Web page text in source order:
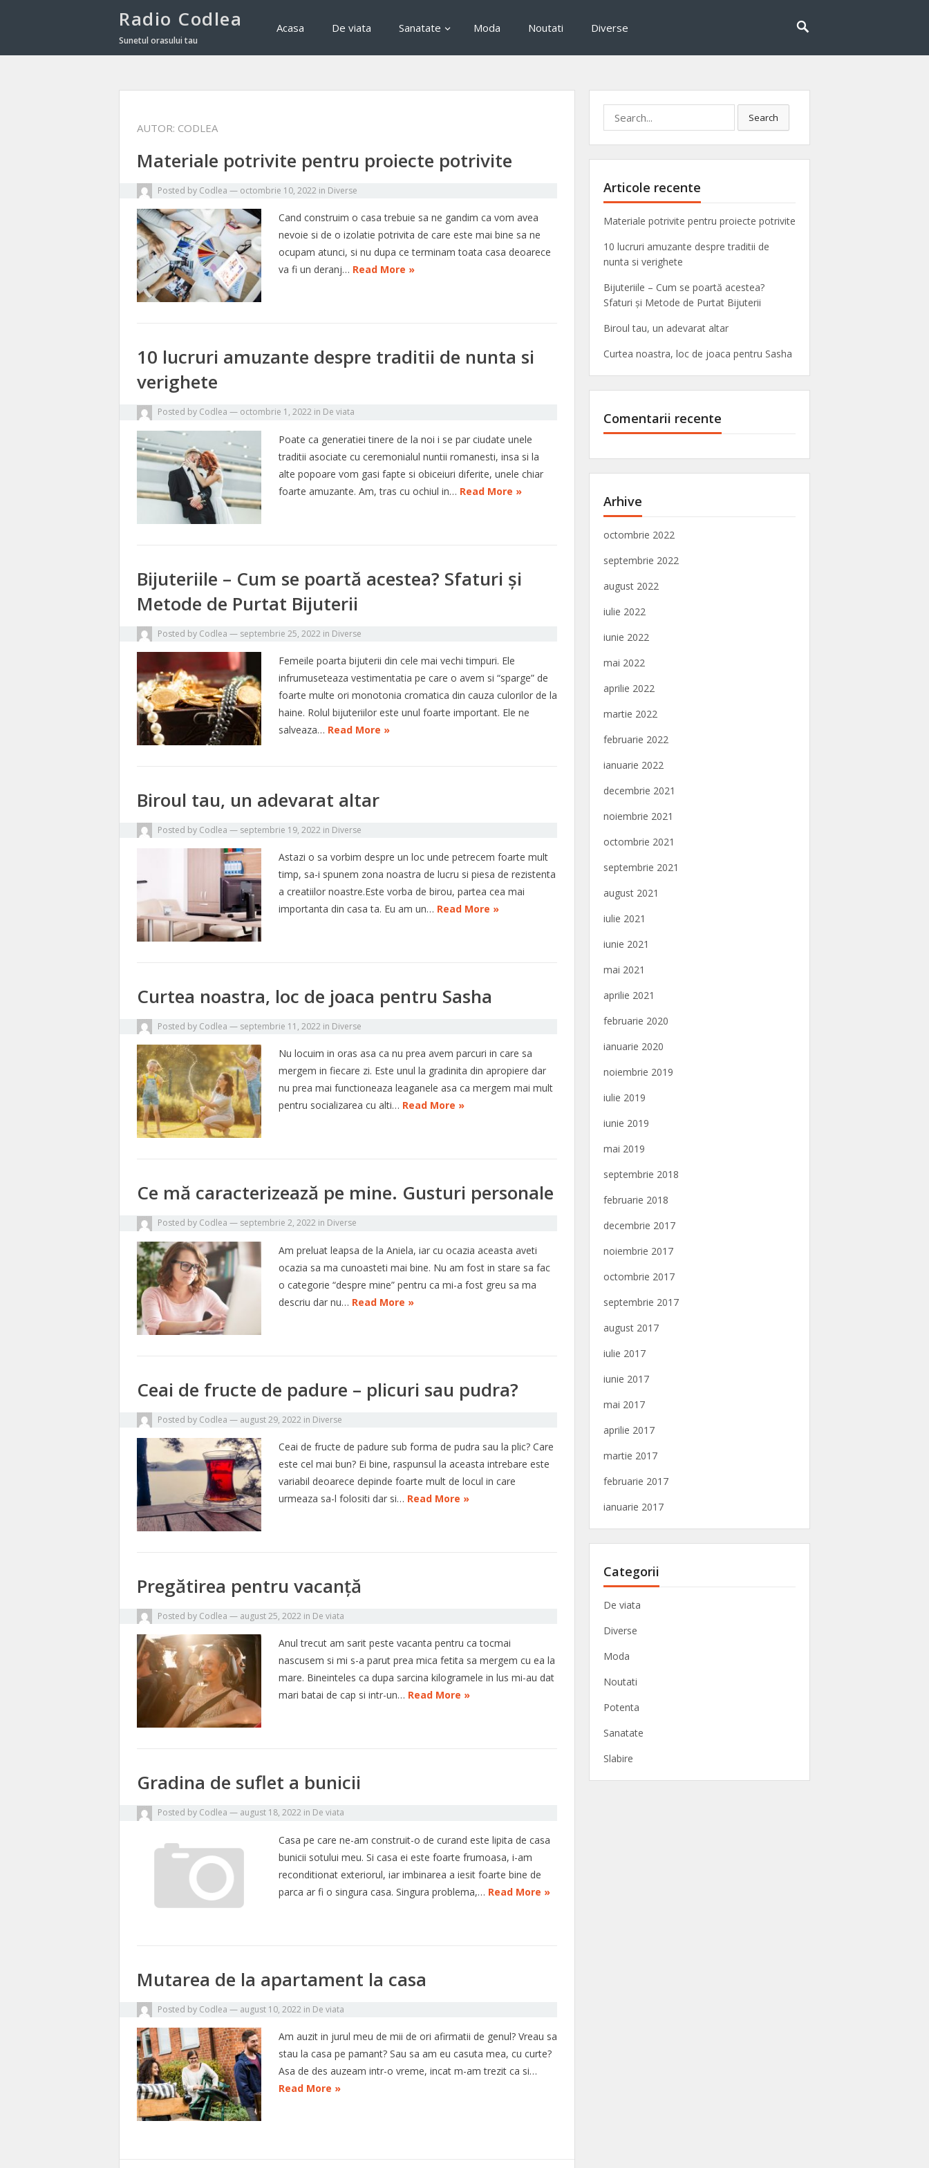
Radio Codlea
Sunetul orasului tau
Acasa De viata Sanatate Moda Noutati Diverse
AUTOR: CODLEA
Materiale potrivite pentru proiecte potrivite
Posted by Codlea — octombrie 10, 2022 in Diverse
Cand construim o casa trebuie sa ne gandim ca vom avea
nevoie si de o izolatie potrivita de care este mai bine sa ne
ocupam atunci, si nu dupa ce terminam toata casa deoarece
va fi un deranj… Read More »
10 lucruri amuzante despre traditii de nunta si
verighete
Posted by Codlea — octombrie 1, 2022 in De viata
Poate ca generatiei tinere de la noi i se par ciudate unele
traditii asociate cu ceremonialul nuntii romanesti, insa si la
alte popoare vom gasi fapte si obiceiuri diferite, unele chiar
foarte amuzante. Am, tras cu ochiul in… Read More »
Bijuteriile – Cum se poartă acestea? Sfaturi și
Metode de Purtat Bijuterii
Posted by Codlea — septembrie 25, 2022 in Diverse
Femeile poarta bijuterii din cele mai vechi timpuri. Ele
infrumuseteaza vestimentatia pe care o avem si “sparge” de
foarte multe ori monotonia cromatica din cauza culorilor de la
haine. Rolul bijuteriilor este unul foarte important. Ele ne
salveaza… Read More »
Biroul tau, un adevarat altar
Posted by Codlea — septembrie 19, 2022 in Diverse
Astazi o sa vorbim despre un loc unde petrecem foarte mult
timp, sa-i spunem zona noastra de lucru si piesa de rezistenta
a creatiilor noastre.Este vorba de birou, partea cea mai
importanta din casa ta. Eu am un… Read More »
Curtea noastra, loc de joaca pentru Sasha
Posted by Codlea — septembrie 11, 2022 in Diverse
Nu locuim in oras asa ca nu prea avem parcuri in care sa
mergem in fiecare zi. Este unul la gradinita din apropiere dar
nu prea mai functioneaza leaganele asa ca mergem mai mult
pentru socializarea cu alti… Read More »
Ce mă caracterizează pe mine. Gusturi personale
Posted by Codlea — septembrie 2, 2022 in Diverse
Am preluat leapsa de la Aniela, iar cu ocazia aceasta aveti
ocazia sa ma cunoasteti mai bine. Nu am fost in stare sa fac
o categorie “despre mine” pentru ca mi-a fost greu sa ma
descriu dar nu… Read More »
Ceai de fructe de padure – plicuri sau pudra?
Posted by Codlea — august 29, 2022 in Diverse
Ceai de fructe de padure sub forma de pudra sau la plic? Care
este cel mai bun? Ei bine, raspunsul la aceasta intrebare este
variabil deoarece depinde foarte mult de locul in care
urmeaza sa-l folositi dar si… Read More »
Pregătirea pentru vacanță
Posted by Codlea — august 25, 2022 in De viata
Anul trecut am sarit peste vacanta pentru ca tocmai
nascusem si mi s-a parut prea mica fetita sa mergem cu ea la
mare. Bineinteles ca dupa sarcina kilogramele in lus mi-au dat
mari batai de cap si intr-un… Read More »
Gradina de suflet a bunicii
Posted by Codlea — august 18, 2022 in De viata
Casa pe care ne-am construit-o de curand este lipita de casa
bunicii sotului meu. Si casa ei este foarte frumoasa, i-am
reconditionat exteriorul, iar imbinarea a iesit foarte bine de
parca ar fi o singura casa. Singura problema,… Read More »
Mutarea de la apartament la casa
Posted by Codlea — august 10, 2022 in De viata
Am auzit in jurul meu de mii de ori afirmatii de genul? Vreau sa
stau la casa pe pamant? Sau sa am eu casuta mea, cu curte?
Asa de des auzeam intr-o vreme, incat m-am trezit ca si…
Read More »
for:
Search
Articole recente
Materiale potrivite pentru proiecte potrivite
10 lucruri amuzante despre traditii de
nunta si verighete
Bijuteriile – Cum se poartă acestea?
Sfaturi și Metode de Purtat Bijuterii
Biroul tau, un adevarat altar
Curtea noastra, loc de joaca pentru Sasha
Comentarii recente
Arhive
octombrie 2022
septembrie 2022
august 2022
iulie 2022
iunie 2022
mai 2022
aprilie 2022
martie 2022
februarie 2022
ianuarie 2022
decembrie 2021
noiembrie 2021
octombrie 2021
septembrie 2021
august 2021
iulie 2021
iunie 2021
mai 2021
aprilie 2021
februarie 2020
ianuarie 2020
noiembrie 2019
iulie 2019
iunie 2019
mai 2019
septembrie 2018
februarie 2018
decembrie 2017
noiembrie 2017
octombrie 2017
septembrie 2017
august 2017
iulie 2017
iunie 2017
mai 2017
aprilie 2017
martie 2017
februarie 2017
ianuarie 2017
Categorii
De viata
Diverse
Moda
Noutati
Potenta
Sanatate
Slabire